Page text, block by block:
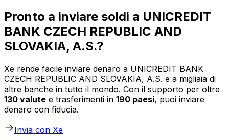
Pronto a inviare soldi a UNICREDIT
BANK CZECH REPUBLIC AND
SLOVAKIA, A.S.?
Xe rende facile inviare denaro a UNICREDIT BANK
CZECH REPUBLIC AND SLOVAKIA, A.S. e a migliaia di
altre banche in tutto il mondo. Con il supporto per oltre
130 valute e trasferimenti in 190 paesi, puoi inviare
denaro con fiducia.
Invia con Xe